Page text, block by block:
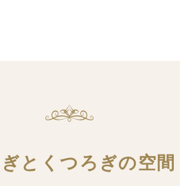
とくつろぎの空間